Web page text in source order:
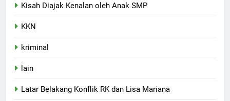
Kisah Diajak Kenalan oleh Anak SMP
KKN
kriminal
lain
Latar Belakang Konflik RK dan Lisa Mariana